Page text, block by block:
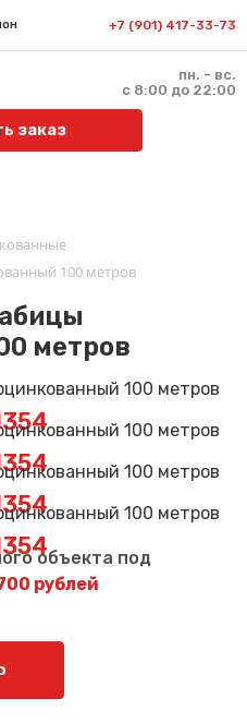
+7 (901) 417-33-73
пн. - вс.
с 8:00 до 22:00
заказ
100 метров
метров
объекта под
рублей